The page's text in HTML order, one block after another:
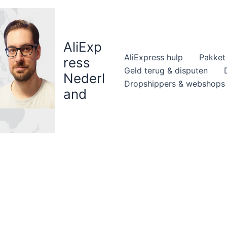
AliExp
ress
Nederl
and
AliExpress hulp
Geld terug & disputen
Dropshippers & webshops